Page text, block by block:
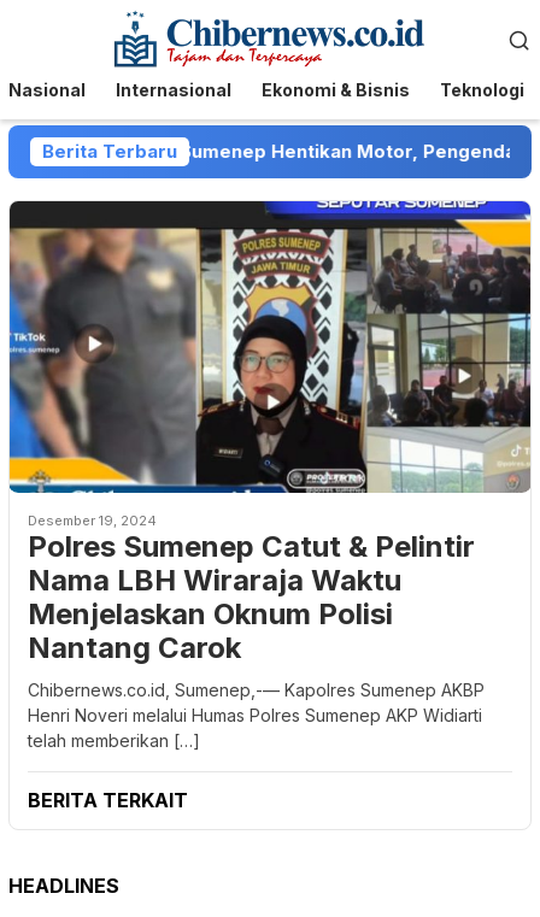
Menu
Mobile
Nasional Internasional Ekonomi & Bisnis Teknologi
Berita Terbaru
Collector di Sumenep Hentikan Motor, Pengendara
Desember 19, 2024
Polres Sumenep Catut & Pelintir
Nama LBH Wiraraja Waktu
Menjelaskan Oknum Polisi
Nantang Carok
Chibernews.co.id, Sumenep,-–– Kapolres Sumenep AKBP
Henri Noveri melalui Humas Polres Sumenep AKP Widiarti
telah memberikan […]
BERITA TERKAIT
HEADLINES